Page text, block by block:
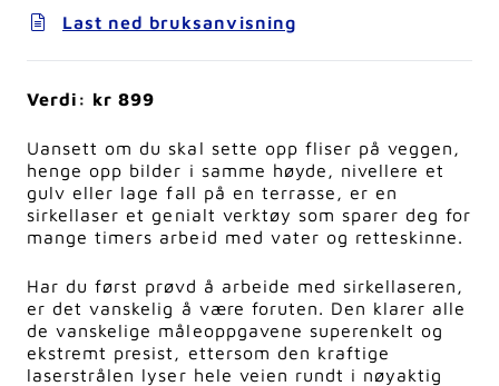
Last ned bruksanvisning
Verdi: kr 899
Uansett om du skal sette opp fliser på veggen,
henge opp bilder i samme høyde, nivellere et
gulv eller lage fall på en terrasse, er en
sirkellaser et genialt verktøy som sparer deg for
mange timers arbeid med vater og retteskinne.
Har du først prøvd å arbeide med sirkellaseren,
er det vanskelig å være foruten. Den klarer alle
de vanskelige måleoppgavene superenkelt og
ekstremt presist, ettersom den kraftige
laserstrålen lyser hele veien rundt i nøyaktig